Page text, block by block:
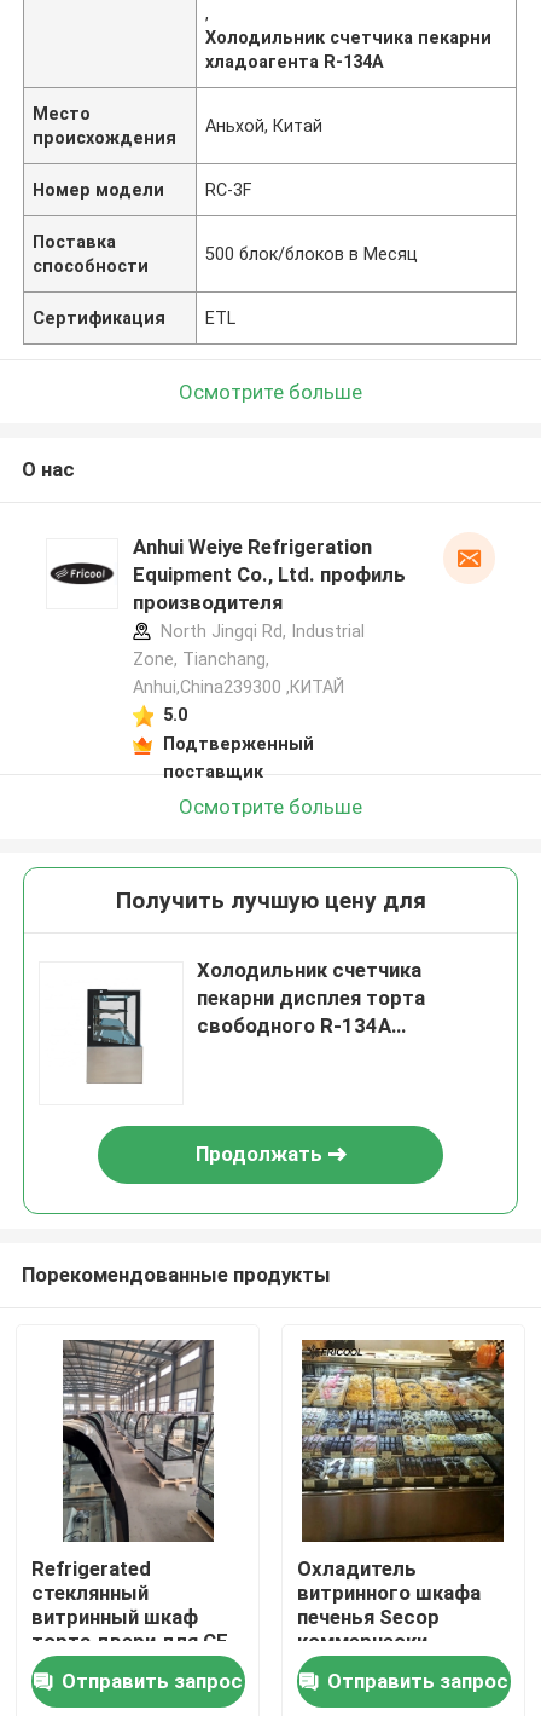
Главная страница
Продукция
О Компании
,
Холодильник счетчика пекарни
хладоагента R-134A
Место
происхождения
Аньхой, Китай
Номер модели RC-3F
Поставка
способности
500 блок/блоков в Месяц
Сертификация ETL
Осмотрите больше
О нас
Anhui Weiye Refrigeration
Equipment Co., Ltd. профиль
производителя
North Jingqi Rd, Industrial
Zone, Tianchang,
Anhui,China239300 ,КИТАЙ
5.0
Подтверженный
поставщик
Осмотрите больше
Получить лучшую цену для
Холодильник счетчика
пекарни дисплея торта
свободного R-134A
Продолжать
Порекомендованные продукты
Refrigerated
стеклянный
витринный шкаф
торта двери для CE
пекарни/ETL
Отправить запрос
Охладитель
витринного шкафа
печенья Secop
коммерчески
Refrigerated 4 слоя
22,7 CU.FT
Отправить запрос